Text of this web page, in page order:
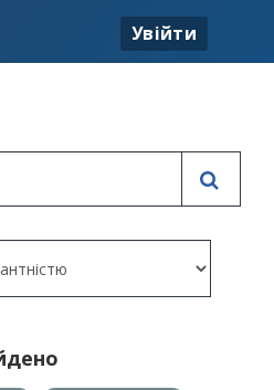
Увійти